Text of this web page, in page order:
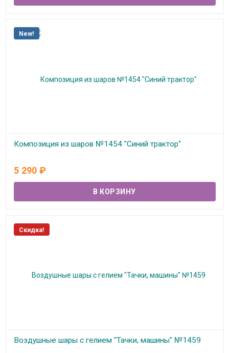
New!
Композиция из шаров №1454 "Синий трактор"
5 290 ₽
Скидка!
Воздушные шары с гелием "Тачки, машины" №1459